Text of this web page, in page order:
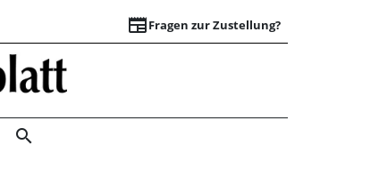
newspaperFragen zur Zustellung?
Noratis-
search